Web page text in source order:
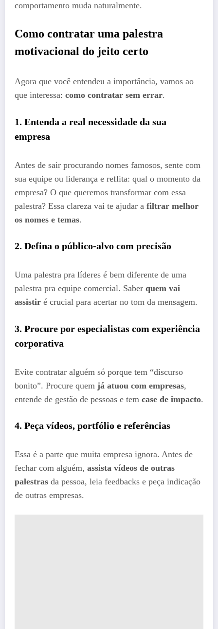
comportamento muda naturalmente.
Como contratar uma palestra
motivacional do jeito certo
Agora que você entendeu a importância, vamos ao
que interessa: como contratar sem errar.
1. Entenda a real necessidade da sua
empresa
Antes de sair procurando nomes famosos, sente com
sua equipe ou liderança e reflita: qual o momento da
empresa? O que queremos transformar com essa
palestra? Essa clareza vai te ajudar a filtrar melhor
os nomes e temas.
2. Defina o público-alvo com precisão
Uma palestra pra líderes é bem diferente de uma
palestra pra equipe comercial. Saber quem vai
assistir é crucial para acertar no tom da mensagem.
3. Procure por especialistas com experiência
corporativa
Evite contratar alguém só porque tem “discurso
bonito”. Procure quem já atuou com empresas,
entende de gestão de pessoas e tem case de impacto.
4. Peça vídeos, portfólio e referências
Essa é a parte que muita empresa ignora. Antes de
fechar com alguém, assista vídeos de outras
palestras da pessoa, leia feedbacks e peça indicação
de outras empresas.